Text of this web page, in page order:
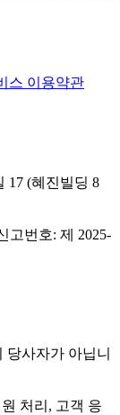
스 이용약관
17 (혜진빌딩 8
고번호: 제 2025-
사자가 아닙니
처리, 고객 응